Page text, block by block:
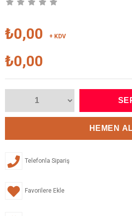
₺0,00 + KDV
₺0,00
Telefonla Sipariş
Favorilere Ekle